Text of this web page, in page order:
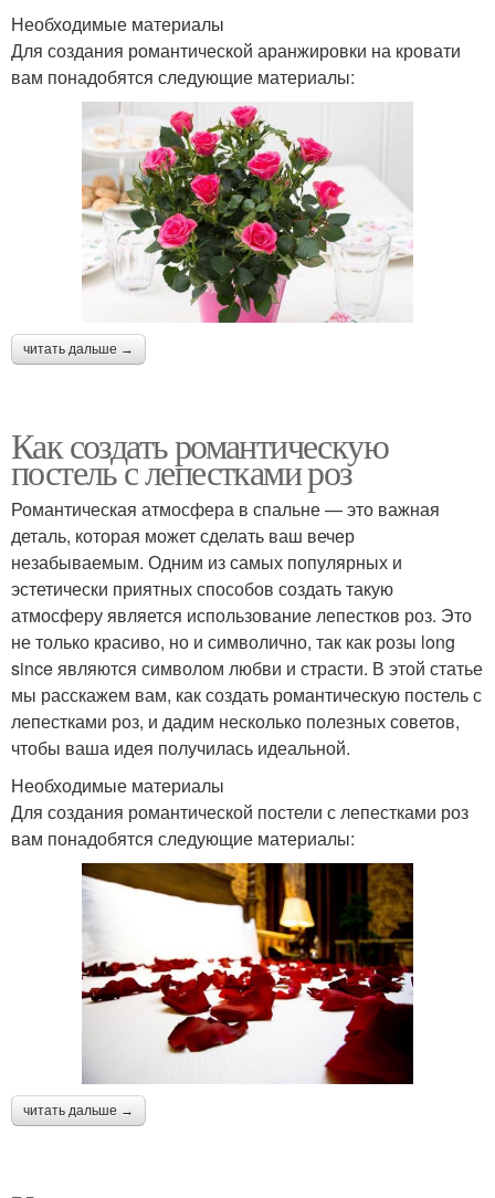
Необходимые материалы
Для создания романтической аранжировки на кровати
вам понадобятся следующие материалы:
читать дальше →
Как создать романтическую
постель с лепестками роз
Романтическая атмосфера в спальне — это важная
деталь, которая может сделать ваш вечер
незабываемым. Одним из самых популярных и
эстетически приятных способов создать такую
атмосферу является использование лепестков роз. Это
не только красиво, но и символично, так как розы long
since являются символом любви и страсти. В этой статье
мы расскажем вам, как создать романтическую постель с
лепестками роз, и дадим несколько полезных советов,
чтобы ваша идея получилась идеальной.
Необходимые материалы
Для создания романтической постели с лепестками роз
вам понадобятся следующие материалы:
читать дальше →